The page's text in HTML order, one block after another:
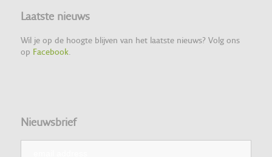
Laatste nieuws
Wil je op de hoogte blijven van het laatste nieuws? Volg ons
op Facebook.
Nieuwsbrief